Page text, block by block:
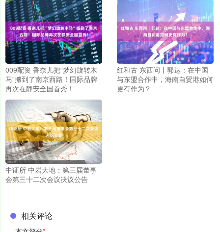
009配资 香奈儿把“梦幻旋转木
马”搬到了南京西路！国际品牌
再次在静安全国首秀！
红和古 东西问丨郭达：在中国
与东盟合作中，海南自贸港如何
更有作为？
中证所 中岩大地：第三届董事
会第三十二次会议决议公告
相关评论